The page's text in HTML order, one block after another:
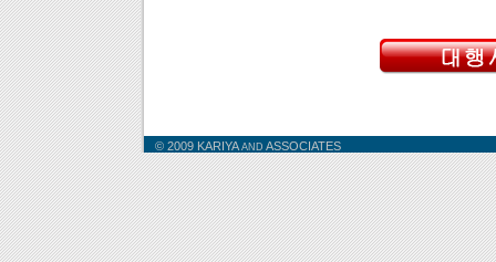
© 2009 KARIYA AND ASSOCIATES